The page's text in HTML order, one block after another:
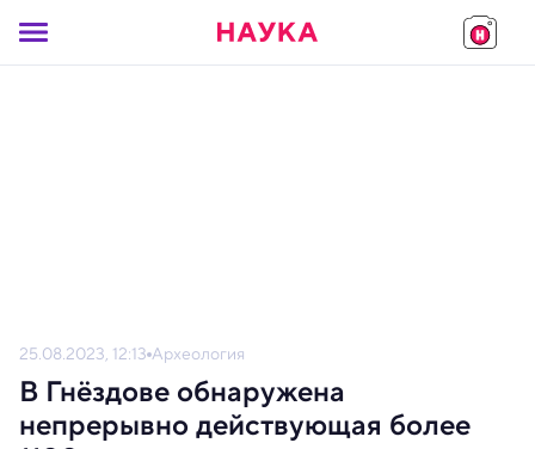
25.08.2023, 12:13 Археология
В Гнёздове обнаружена
непрерывно действующая более